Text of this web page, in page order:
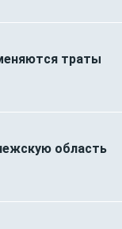
траты
область